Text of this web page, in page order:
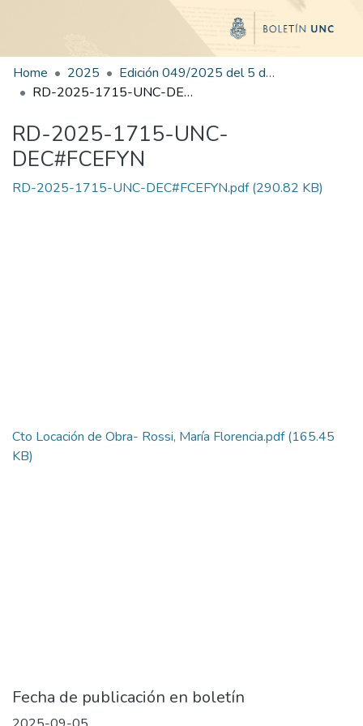
Home 2025
Edición 049/2025 del 5 de septiembre de 2025
RD-2025-1715-UNC-DEC#FCEFYN
RD-2025-1715-UNC-
DEC#FCEFYN
RD-2025-1715-UNC-DEC#FCEFYN.pdf(290.82 KB)
Cto Locación de Obra- Rossi, María Florencia.pdf(165.45
KB)
Fecha de publicación en boletín